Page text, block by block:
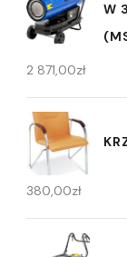
W
2 871,00zł
380,00zł